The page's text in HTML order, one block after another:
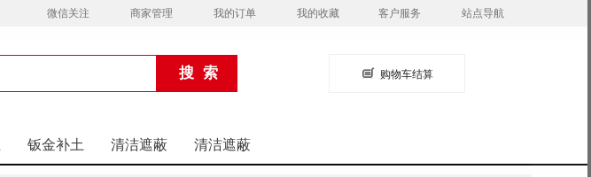
微信关注 商家管理 我的订单 我的收藏 客户服务 站点导航
购物车结算
钣金补土 清洁遮蔽 清洁遮蔽